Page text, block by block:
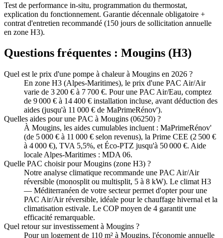
Test de performance in-situ, programmation du thermostat,
explication du fonctionnement. Garantie décennale obligatoire +
contrat d'entretien recommandé (150 jours de sollicitation annuelle
en zone H3).
Questions fréquentes : Mougins (H3)
Quel est le prix d'une pompe à chaleur à Mougins en 2026 ?
En zone H3 (Alpes-Maritimes), le prix d'une PAC Air/Air
varie de 3 200 € à 7 700 €. Pour une PAC Air/Eau, comptez
de 9 000 € à 14 400 € installation incluse, avant déduction des
aides (jusqu'à 11 000 € de MaPrimeRénov').
Quelles aides pour une PAC à Mougins (06250) ?
À Mougins, les aides cumulables incluent : MaPrimeRénov'
(de 5 000 € à 11 000 € selon revenus), la Prime CEE (2 500 €
à 4 000 €), TVA 5,5%, et Éco-PTZ jusqu'à 50 000 €. Aide
locale Alpes-Maritimes : MDA 06.
Quelle PAC choisir pour Mougins (zone H3) ?
Notre analyse climatique recommande une PAC Air/Air
réversible (monosplit ou multisplit, 5 à 8 kW). Le climat H3
— Méditerranéen de votre secteur permet d'opter pour une
PAC Air/Air réversible, idéale pour le chauffage hivernal et la
climatisation estivale. Le COP moyen de 4 garantit une
efficacité remarquable.
Quel retour sur investissement à Mougins ?
Pour un logement de 110 m² à Mougins, l'économie annuelle